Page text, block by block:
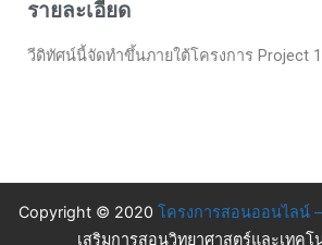
รายละเอียด
วีดิทัศน์นี้จัดทำขึ้นภายใต้โครงการ Project
Copyright © 2020 โครงการสอนออนไลน์
เสริมการสอนวิทยาศาสตร์และเทคโ